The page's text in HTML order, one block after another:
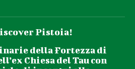
Pistoia!
della Fortezza di
Chiesa del Tau con